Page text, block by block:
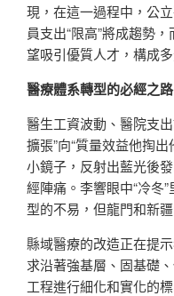
現，在這一過程中，公
員支出“限高”將成趨勢
望吸引優質人才，構成
醫療體系轉型的必經之路
醫生工資波動、醫院支
擴張”向“質量效益他掏
小鏡子，反射出藍光後
經陣痛。李響眼中“冷冬
型的不易，但龍門和新
縣域醫療的改造正在提
求沿著強基層、固基礎
工程進行細化和實化的